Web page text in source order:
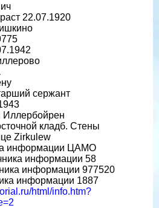
22.07.1920
сержант
Иллербойрен
кладб. Стены
Zirkulew
информации ЦАМО
информации 58
информации 977520
информации 1887
html/info.htm?